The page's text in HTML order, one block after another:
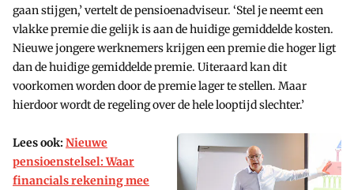
gaan stijgen,’ vertelt de pensioenadviseur. ‘Stel je neemt een
vlakke premie die gelijk is aan de huidige gemiddelde kosten.
Nieuwe jongere werknemers krijgen een premie die hoger ligt
dan de huidige gemiddelde premie. Uiteraard kan dit
voorkomen worden door de premie lager te stellen. Maar
hierdoor wordt de regeling over de hele looptijd slechter.’
Lees ook:Nieuwe
pensioenstelsel: Waar
financials rekening mee